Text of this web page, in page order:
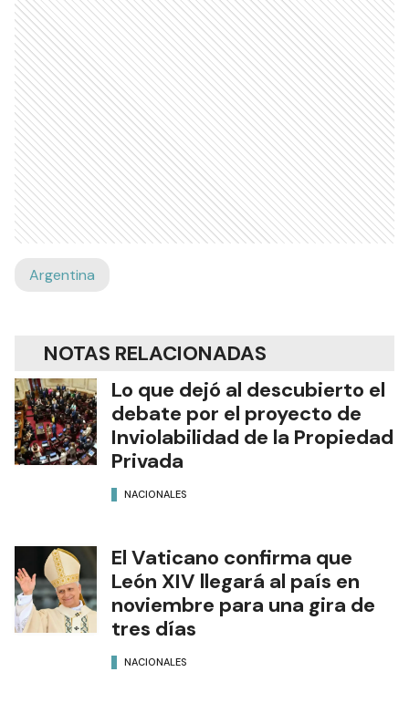
Argentina
NOTAS RELACIONADAS
Lo que dejó al descubierto el
debate por el proyecto de
Inviolabilidad de la Propiedad
Privada
NACIONALES
El Vaticano confirma que
León XIV llegará al país en
noviembre para una gira de
tres días
NACIONALES